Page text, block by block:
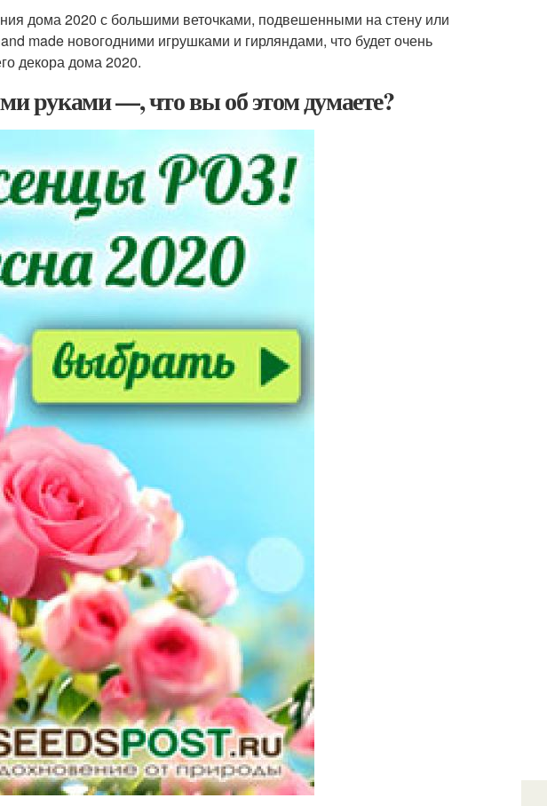
дома 2020 с большими веточками, подвешенными на стену или
made новогодними игрушками и гирляндами, что будет очень
декора дома 2020.
руками —, что вы об этом думаете?